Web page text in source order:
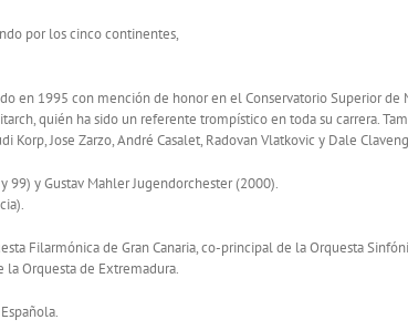
por los cinco continentes,
en 1995 con mención de honor en el Conservatorio Superior de
quién ha sido un referente trompístico en toda su carrera.
Jose Zarzo, André Casalet, Radovan Vlatkovic y Dale
99) y Gustav Mahler Jugendorchester (2000).
Filarmónica de Gran Canaria, co-principal de la Orquesta
la Orquesta de Extremadura.